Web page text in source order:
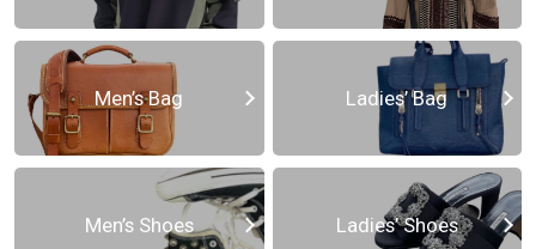
Men’s Bag Ladies’ Bag
Men’s Shoes Ladies’ Shoes